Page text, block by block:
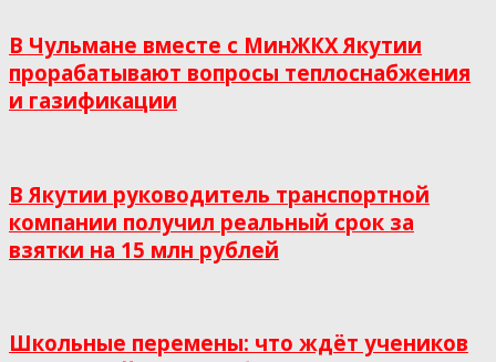
В Чульмане вместе с МинЖКХ Якутии
прорабатывают вопросы теплоснабжения
и газификации
В Якутии руководитель транспортной
компании получил реальный срок за
взятки на 15 млн рублей
Школьные перемены: что ждёт учеников